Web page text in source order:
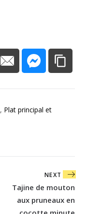
, Plat principal et
NEXT
Tajine de mouton
aux pruneaux en